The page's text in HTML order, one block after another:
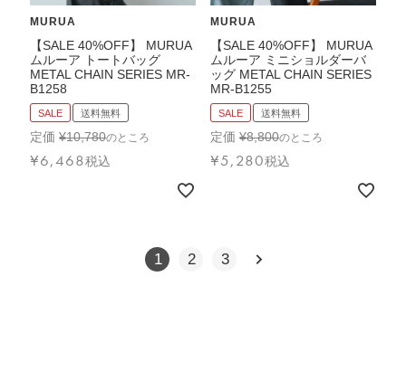
MURUA
【SALE 40%OFF】 MURUA
ムルーア トートバッグ
METAL CHAIN SERIES MR-
B1258
SALE 送料無料
定価 ¥10,780のところ
¥6,468税込
MURUA
【SALE 40%OFF】 MURUA
ムルーア ミニショルダーバ
ッグ METAL CHAIN SERIES
MR-B1255
SALE 送料無料
定価 ¥8,800のところ
¥5,280税込
1 2 3